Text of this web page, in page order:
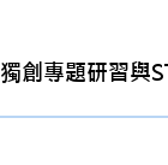
創專題研習